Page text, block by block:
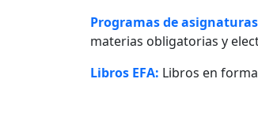
Programas de
materias obligatorias y
Libros EFA: Libros en